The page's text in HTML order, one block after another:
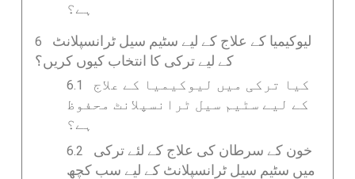
ہے؟
لیوکیمیا کے علاج کے لیے سٹیم سیل ٹرانسپلانٹ
کے لیے ترکی کا انتخاب کیوں کریں؟
کیا ترکی میں لیوکیمیا کے علاج
کے لیے سٹیم سیل ٹرانسپلانٹ محفوظ
ہے؟
خون کے سرطان کی علاج کے لئے ترکی
میں سٹیم سیل ٹرانسپلانٹ کے لیے سب کچھ